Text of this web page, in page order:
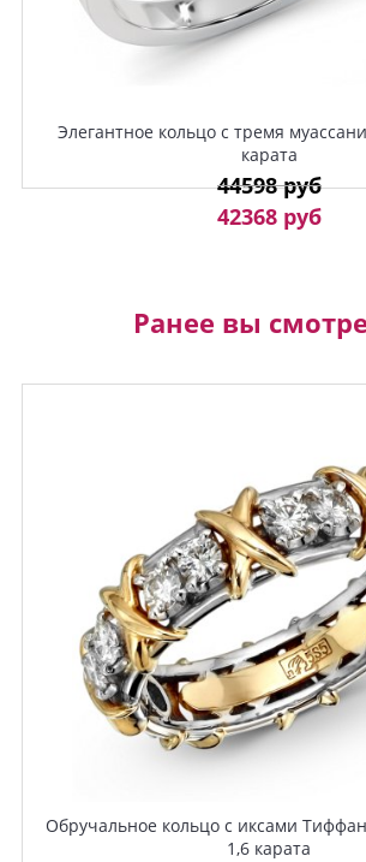
Элегантное кольцо с тремя
карата
44598 руб
42368 руб
Ранее вы
Обручальное кольцо с иксами
1,6 карата